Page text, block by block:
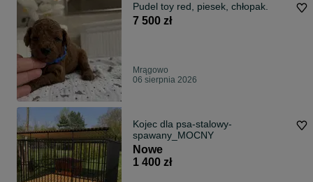
Pudel toy red, piesek, chłopak.
7 500 zł
Mrągowo
06 sierpnia 2026
Kojec dla psa-stalowy-
spawany_MOCNY
Nowe
1 400 zł